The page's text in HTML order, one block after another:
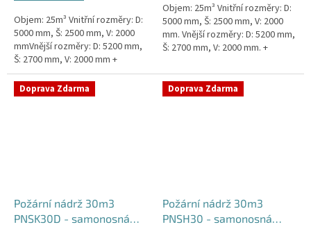
Objem: 25m³ Vnitřní rozměry: D:
5000 mm, Š: 2500 mm, V: 2000
mmVnější rozměry: D: 5200 mm,
Š: 2700 mm, V: 2000 mm +
komínek Běžná doba dodání 2-3
týdny od objednávky. Rozměry...
hvězdiček.
Objem: 25m³ Vnitřní rozměry: D:
5000 mm, Š: 2500 mm, V: 2000
mm. Vnější rozměry: D: 5200 mm,
Š: 2700 mm, V: 2000 mm. +
týdny od objednávky....
Doprava Zdarma
Požární nádrž 30m3
PNSK30D - samonosná
Doprava Zdarma
Požární nádrž 30m3
PNSH30 - samonosná